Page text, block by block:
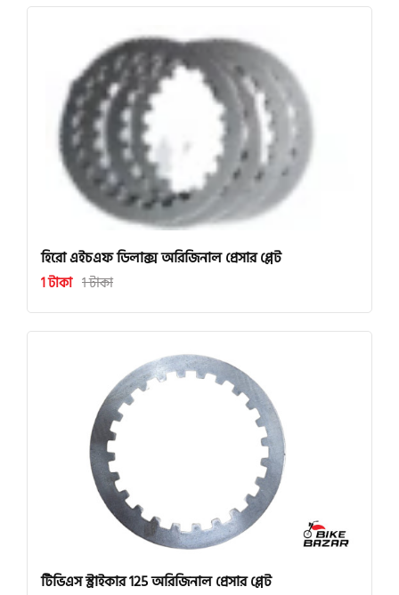
হিরো এইচএফ ডিলাক্স অরিজিনাল প্রেসার প্লেট
1 টাকা 1 টাকা
টিভিএস স্ট্রাইকার 125 অরিজিনাল প্রেসার প্লেট